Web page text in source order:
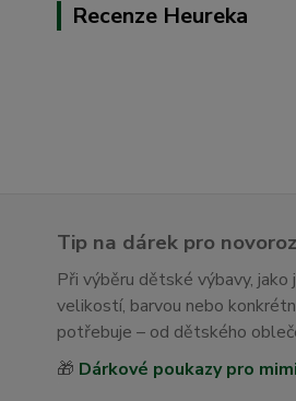
Recenze Heureka
Tip na dárek pro
Při výběru dětské výbavy,
velikostí, barvou nebo
potřebuje – od dětského
🎁 Dárkové poukazy pro